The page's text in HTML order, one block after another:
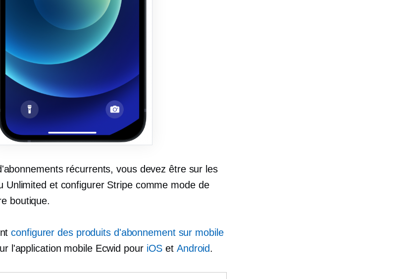
récurrents, vous devez être sur les
Unlimited et configurer Stripe comme mode de
boutique.
configurer des produits d'abonnement sur mobile
l'application mobile Ecwid pour iOS et Android.